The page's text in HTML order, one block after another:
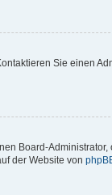
Sie einen
Board-
der Website von